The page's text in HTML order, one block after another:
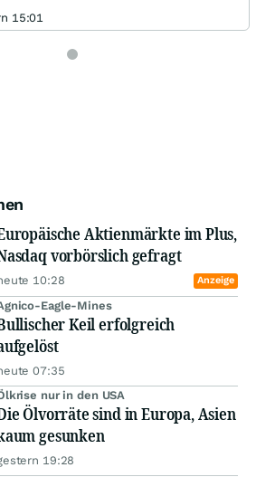
15:01
Aktienmärkte im Plus,
vorbörslich gefragt
10:28 Anzeige
Eagle-Mines
Keil erfolgreich
07:35
nur in den USA
Ölvorräte sind in Europa, Asien
gesunken
19:28